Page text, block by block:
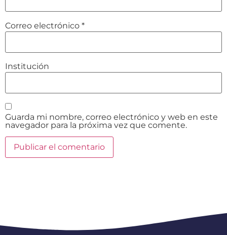
Correo electrónico *
Institución
Guarda mi nombre, correo electrónico y web en este
navegador para la próxima vez que comente.